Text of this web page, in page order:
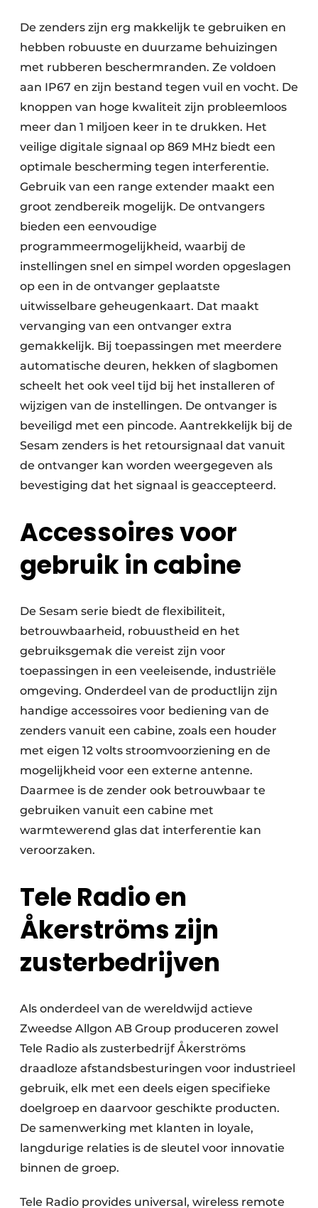
De zenders zijn erg makkelijk te gebruiken en
hebben robuuste en duurzame behuizingen
met rubberen beschermranden. Ze voldoen
aan IP67 en zijn bestand tegen vuil en vocht. De
knoppen van hoge kwaliteit zijn probleemloos
meer dan 1 miljoen keer in te drukken. Het
veilige digitale signaal op 869 MHz biedt een
optimale bescherming tegen interferentie.
Gebruik van een range extender maakt een
groot zendbereik mogelijk. De ontvangers
bieden een eenvoudige
programmeermogelijkheid, waarbij de
instellingen snel en simpel worden opgeslagen
op een in de ontvanger geplaatste
uitwisselbare geheugenkaart. Dat maakt
vervanging van een ontvanger extra
gemakkelijk. Bij toepassingen met meerdere
automatische deuren, hekken of slagbomen
scheelt het ook veel tijd bij het installeren of
wijzigen van de instellingen. De ontvanger is
beveiligd met een pincode. Aantrekkelijk bij de
Sesam zenders is het retoursignaal dat vanuit
de ontvanger kan worden weergegeven als
bevestiging dat het signaal is geaccepteerd.
Accessoires voor
gebruik in cabine
De Sesam serie biedt de flexibiliteit,
betrouwbaarheid, robuustheid en het
gebruiksgemak die vereist zijn voor
toepassingen in een veeleisende, industriële
omgeving. Onderdeel van de productlijn zijn
handige accessoires voor bediening van de
zenders vanuit een cabine, zoals een houder
met eigen 12 volts stroomvoorziening en de
mogelijkheid voor een externe antenne.
Daarmee is de zender ook betrouwbaar te
gebruiken vanuit een cabine met
warmtewerend glas dat interferentie kan
veroorzaken.
Tele Radio en
Åkerströms zijn
zusterbedrijven
Als onderdeel van de wereldwijd actieve
Zweedse Allgon AB Group produceren zowel
Tele Radio als zusterbedrijf Åkerströms
draadloze afstandsbesturingen voor industrieel
gebruik, elk met een deels eigen specifieke
doelgroep en daarvoor geschikte producten.
De samenwerking met klanten in loyale,
langdurige relaties is de sleutel voor innovatie
binnen de groep.
Tele Radio provides universal, wireless remote